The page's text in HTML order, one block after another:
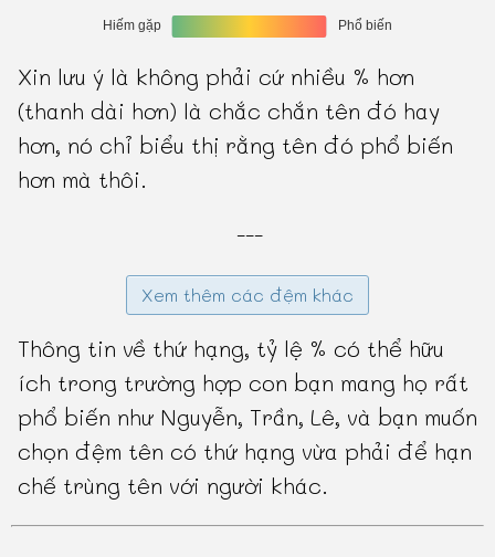
Xin lưu ý là không phải cứ nhiều % hơn
(thanh dài hơn) là chắc chắn tên đó hay
hơn, nó chỉ biểu thị rằng tên đó phổ biến
hơn mà thôi.
---
Xem thêm các đệm khác
Thông tin về thứ hạng, tỷ lệ % có thể hữu
ích trong trường hợp con bạn mang họ rất
phổ biến như Nguyễn, Trần, Lê, và bạn muốn
chọn đệm tên có thứ hạng vừa phải để hạn
chế trùng tên với người khác.